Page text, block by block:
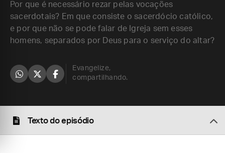
Por que é necessário rezar pelas vocações
sacerdotais? Em que consiste o sacerdócio católico,
e por que não se pode falar de Igreja sem esses
homens, separados por Deus para o serviço do altar?
Evangelize,
compartilhando.
Texto do episódio